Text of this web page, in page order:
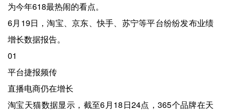
为今年618最热闹的看点。
6月19日，淘宝、京东、快手、苏宁等平台纷纷发布业绩
增长数据报告。
01
平台捷报频传
直播电商仍在增长
淘宝天猫数据显示，截至6月18日24点，365个品牌在天